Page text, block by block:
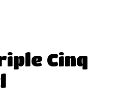
Cinq